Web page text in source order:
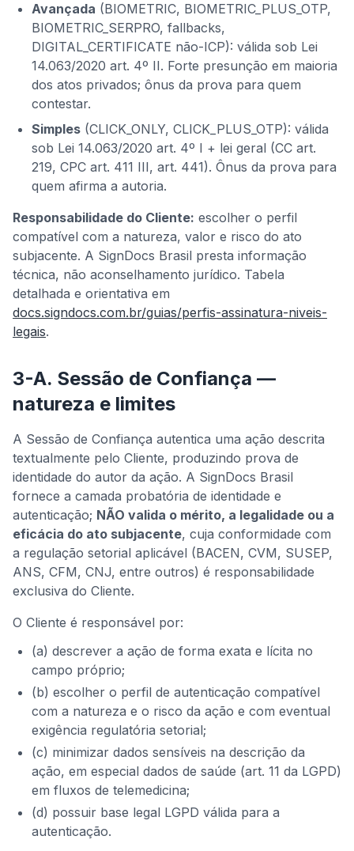
Avançada (BIOMETRIC, BIOMETRIC_PLUS_OTP,
BIOMETRIC_SERPRO, fallbacks,
DIGITAL_CERTIFICATE não-ICP): válida sob Lei
14.063/2020 art. 4º II. Forte presunção em maioria
dos atos privados; ônus da prova para quem
contestar.
Simples (CLICK_ONLY, CLICK_PLUS_OTP): válida
sob Lei 14.063/2020 art. 4º I + lei geral (CC art.
219, CPC art. 411 III, art. 441). Ônus da prova para
quem afirma a autoria.
Responsabilidade do Cliente: escolher o perfil
compatível com a natureza, valor e risco do ato
subjacente. A SignDocs Brasil presta informação
técnica, não aconselhamento jurídico. Tabela
detalhada e orientativa em
docs.signdocs.com.br/guias/perfis-assinatura-niveis-
legais.
3-A. Sessão de Confiança —
natureza e limites
A Sessão de Confiança autentica uma ação descrita
textualmente pelo Cliente, produzindo prova de
identidade do autor da ação. A SignDocs Brasil
fornece a camada probatória de identidade e
autenticação; NÃO valida o mérito, a legalidade ou a
eficácia do ato subjacente, cuja conformidade com
a regulação setorial aplicável (BACEN, CVM, SUSEP,
ANS, CFM, CNJ, entre outros) é responsabilidade
exclusiva do Cliente.
O Cliente é responsável por:
(a) descrever a ação de forma exata e lícita no
campo próprio;
(b) escolher o perfil de autenticação compatível
com a natureza e o risco da ação e com eventual
exigência regulatória setorial;
(c) minimizar dados sensíveis na descrição da
ação, em especial dados de saúde (art. 11 da LGPD)
em fluxos de telemedicina;
(d) possuir base legal LGPD válida para a
autenticação.